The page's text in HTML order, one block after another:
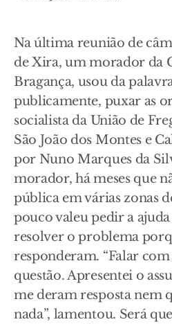
Na última reunião de
de Xira, um morador da
Bragança, usou da
publicamente, puxar as
socialista da União de
São João dos Montes e
por Nuno Marques da
morador, há meses que
pública em várias zonas
pouco valeu pedir a
resolver o problema
responderam. “Falar
questão. Apresentei o
me deram resposta nem
nada”, lamentou. Será